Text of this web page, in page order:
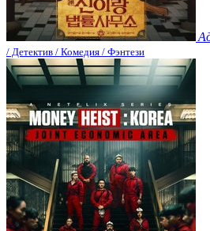
/ Детектив / Комедия / Фэнтези